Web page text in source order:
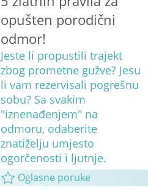
opušten porodični
odmor!
Jeste li propustili trajekt
zbog prometne gužve? Jesu
li vam rezervisali pogrešnu
sobu? Sa svakim
"iznenađenjem" na
odmoru, odaberite
znatiželju umjesto
ogorčenosti i ljutnje.
Oglasne poruke